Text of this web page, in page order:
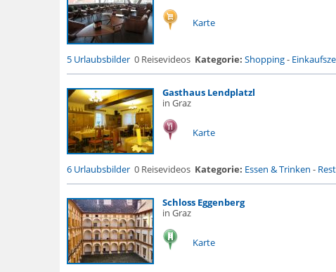
Karte
5 Urlaubsbilder 0 Reisevideos Kategorie: Shopping-
Gasthaus Lendplatzl
in Graz
Karte
6 Urlaubsbilder 0 Reisevideos Kategorie: Essen & Trinken -
Schloss Eggenberg
in Graz
Karte